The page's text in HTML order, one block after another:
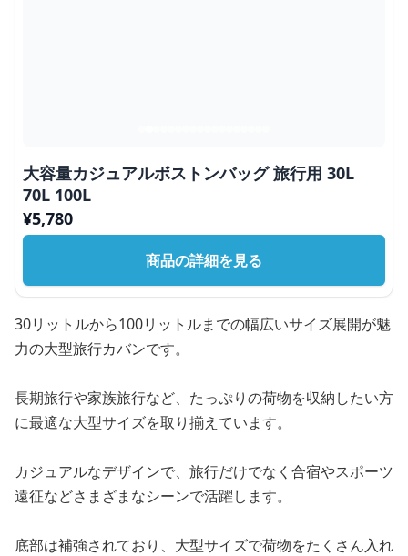
大容量カジュアルボストンバッグ 旅行用 30L
70L 100L
¥5,780
商品の詳細を見る
30リットルから100リットルまでの幅広いサイズ展開が魅
力の大型旅行カバンです。
長期旅行や家族旅行など、たっぷりの荷物を収納したい方
に最適な大型サイズを取り揃えています。
カジュアルなデザインで、旅行だけでなく合宿やスポーツ
遠征などさまざまなシーンで活躍します。
底部は補強されており、大型サイズで荷物をたくさん入れ